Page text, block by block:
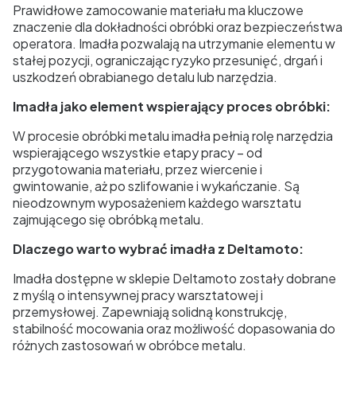
Prawidłowe zamocowanie materiału ma kluczowe
znaczenie dla dokładności obróbki oraz bezpieczeństwa
operatora. Imadła pozwalają na utrzymanie elementu w
stałej pozycji, ograniczając ryzyko przesunięć, drgań i
uszkodzeń obrabianego detalu lub narzędzia.
Imadła jako element wspierający proces obróbki:
W procesie obróbki metalu imadła pełnią rolę narzędzia
wspierającego wszystkie etapy pracy – od
przygotowania materiału, przez wiercenie i
gwintowanie, aż po szlifowanie i wykańczanie. Są
nieodzownym wyposażeniem każdego warsztatu
zajmującego się obróbką metalu.
Dlaczego warto wybrać imadła z Deltamoto:
Imadła dostępne w sklepie Deltamoto zostały dobrane
z myślą o intensywnej pracy warsztatowej i
przemysłowej. Zapewniają solidną konstrukcję,
stabilność mocowania oraz możliwość dopasowania do
różnych zastosowań w obróbce metalu.